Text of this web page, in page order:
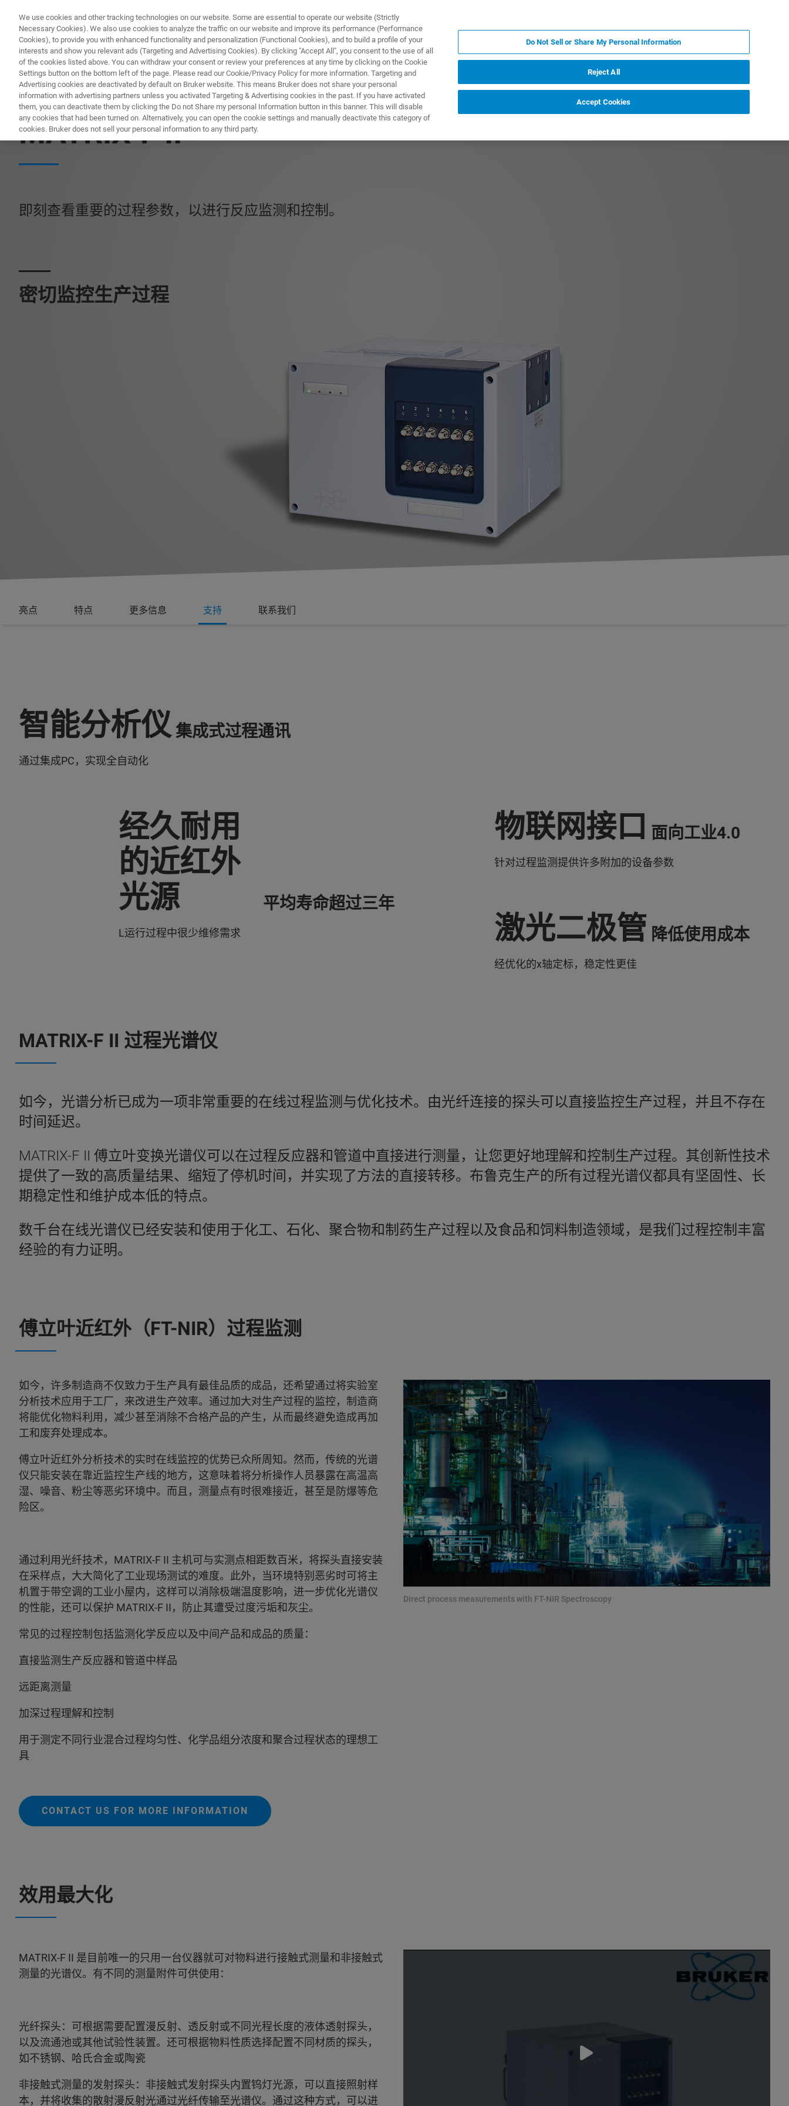
产品与解决方案
FT-NIR 过程光谱仪
MATRIX-F II
即刻查看重要的过程参数，以进行反应监测和控制。
密切监控生产过程
亮点 特点 更多信息 支持 联系我们
智能分析仪 集成式过程通讯
通过集成PC，实现全自动化
经久耐用
的近红外
光源
平均寿命超过三年
L运行过程中很少维修需求
物联网接口 面向工业4.0
针对过程监测提供许多附加的设备参数
激光二极管 降低使用成本
经优化的x轴定标，稳定性更佳
MATRIX-F II 过程光谱仪
如今，光谱分析已成为一项非常重要的在线过程监测与优化技术。由光纤连接的探头可以直接监控生产过程，并且不存在
时间延迟。
MATRIX-F II 傅立叶变换光谱仪可以在过程反应器和管道中直接进行测量，让您更好地理解和控制生产过程。其创新性技术
提供了一致的高质量结果、缩短了停机时间，并实现了方法的直接转移。布鲁克生产的所有过程光谱仪都具有坚固性、长
期稳定性和维护成本低的特点。
数千台在线光谱仪已经安装和使用于化工、石化、聚合物和制药生产过程以及食品和饲料制造领域，是我们过程控制丰富
经验的有力证明。
傅立叶近红外（FT-NIR）过程监测
Direct process measurements with FT-NIR Spectroscopy
如今，许多制造商不仅致力于生产具有最佳品质的成品，还希望通过将实验室
分析技术应用于工厂，来改进生产效率。通过加大对生产过程的监控，制造商
将能优化物料利用，减少甚至消除不合格产品的产生，从而最终避免造成再加
工和废弃处理成本。
傅立叶近红外分析技术的实时在线监控的优势已众所周知。然而，传统的光谱
仪只能安装在靠近监控生产线的地方，这意味着将分析操作人员暴露在高温高
湿、噪音、粉尘等恶劣环境中。而且，测量点有时很难接近，甚至是防爆等危
险区。
通过利用光纤技术，MATRIX-F II 主机可与实测点相距数百米，将探头直接安装
在采样点，大大简化了工业现场测试的难度。此外，当环境特别恶劣时可将主
机置于带空调的工业小屋内，这样可以消除极端温度影响，进一步优化光谱仪
的性能，还可以保护 MATRIX-F II，防止其遭受过度污垢和灰尘。
常见的过程控制包括监测化学反应以及中间产品和成品的质量：
直接监测生产反应器和管道中样品
远距离测量
加深过程理解和控制
用于测定不同行业混合过程均匀性、化学品组分浓度和聚合过程状态的理想工
具
CONTACT US FOR MORE INFORMATION
效用最大化
MATRIX-F II 是目前唯一的只用一台仪器就可对物料进行接触式测量和非接触式
测量的光谱仪。有不同的测量附件可供使用：
光纤探头：可根据需要配置漫反射、透反射或不同光程长度的液体透射探头，
以及流通池或其他试验性装置。还可根据物料性质选择配置不同材质的探头，
如不锈钢、哈氏合金或陶瓷
非接触式测量的发射探头：非接触式发射探头内置钨灯光源，可以直接照射样
本，并将收集的散射漫反射光通过光纤传输至光谱仪。通过这种方式，可以进
We use cookies and other tracking technologies on our website. Some are essential to operate our website (Strictly
Necessary Cookies). We also use cookies to analyze the traffic on our website and improve its performance (Performance
Cookies), to provide you with enhanced functionality and personalization (Functional Cookies), and to build a profile of your
interests and show you relevant ads (Targeting and Advertising Cookies). By clicking "Accept All", you consent to the use of all
of the cookies listed above. You can withdraw your consent or review your preferences at any time by clicking on the Cookie
Settings button on the bottom left of the page. Please read our Cookie/Privacy Policy for more information. Targeting and
Advertising cookies are deactivated by default on Bruker website. This means Bruker does not share your personal
information with advertising partners unless you activated Targeting & Advertising cookies in the past. If you have activated
them, you can deactivate them by clicking the Do not Share my personal Information button in this banner. This will disable
any cookies that had been turned on. Alternatively, you can open the cookie settings and manually deactivate this category of
cookies. Bruker does not sell your personal information to any third party.
Do Not Sell or Share My Personal Information
Reject All
Accept Cookies